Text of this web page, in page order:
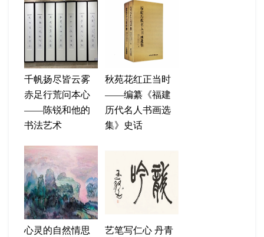
千帆扬尽皆云雾
赤足行荒问本心
——陈锐和他的
书法艺术
秋苑花红正当时
——编纂《福建
历代名人书画选
集》史话
心灵的自然情思
艺笔写仁心 丹青